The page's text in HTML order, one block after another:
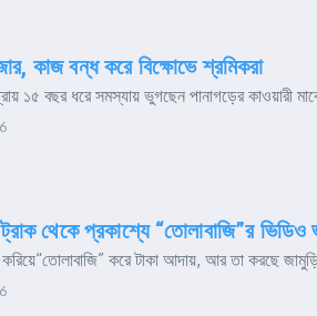
কাজ বন্ধ করে বিক্ষোভে শ্রমিকরা
বছর ধরে সমস্যায় ভুগছেন পানাগড়ের কাওয়ারী
থেকে প্রকাশ্যে “তোলাবাজি”র ভিডিও
করিয়ে“তোলাবাজি” করে টাকা আদায়, আর তা করছে